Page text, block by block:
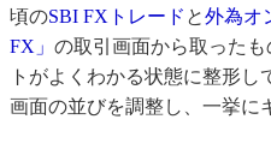
頃のSBI FXトレード と外為オ
FX」 の取引画面から取った
トがよくわかる状態に整形し
画面の並びを調整し、一挙に